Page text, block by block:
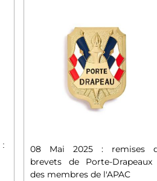
:
08 Mai 2025 : remises
brevets de Porte-Drapeaux
des membres de l'APAC